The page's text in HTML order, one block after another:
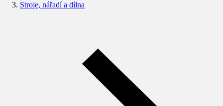
Stroje, nářadí a dílna